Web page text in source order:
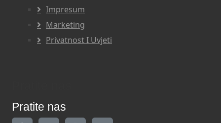
Impresum
Marketing
Privatnost I Uvjeti
Pratite nas